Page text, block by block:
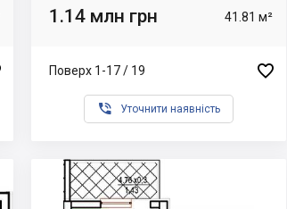
1.14 млн грн 41.81 м²
Поверх 1-17 / 19 
 Уточнити наявність